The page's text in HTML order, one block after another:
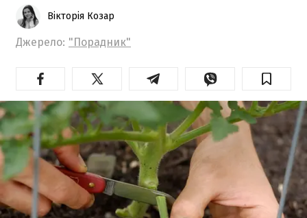
Вікторія Козар
Джерело: "Порадник"